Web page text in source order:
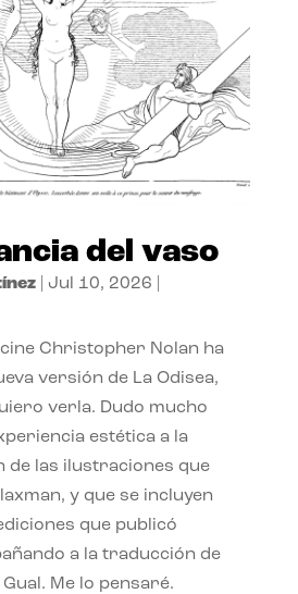
del vaso
| Jul 10, 2026
Christopher Nolan ha
versión de La Odisea,
verla. Dudo mucho
estética a la
de las ilustraciones que
y que se incluyen
que publicó
a la traducción de
Me lo pensaré.